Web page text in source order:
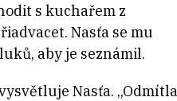
s kuchařem z
Nasťa se mu
aby je seznámil.
Nasťa. „Odmítla